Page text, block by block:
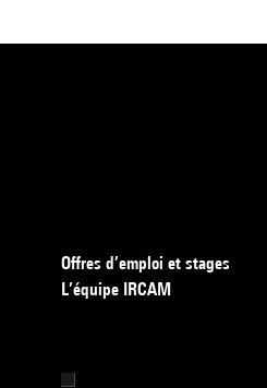
Offres d’emploi et stages
L’équipe IRCAM